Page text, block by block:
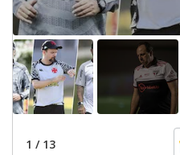
1 / 13